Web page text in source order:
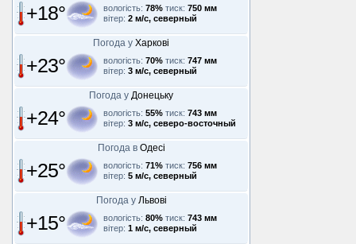
+18° вологість: 78% тиск: 750 мм
вітер: 2 м/с, северный
Погода у Харкові
+23° вологість: 70% тиск: 747 мм
вітер: 3 м/с, северный
Погода у Донецьку
+24° вологість: 55% тиск: 743 мм
вітер: 3 м/с, северо-восточный
Погода в Одесі
+25° вологість: 71% тиск: 756 мм
вітер: 5 м/с, северный
Погода у Львові
+15° вологість: 80% тиск: 743 мм
вітер: 1 м/с, северный